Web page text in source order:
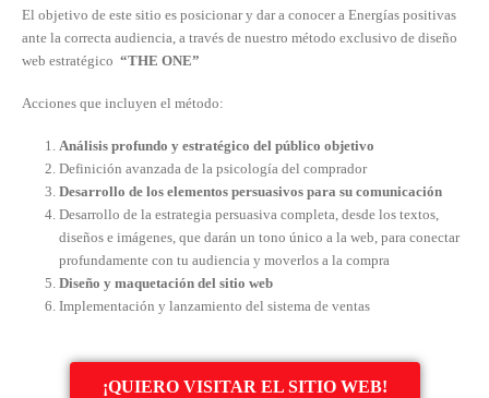
El objetivo de este sitio es posicionar y dar a conocer a Energías positivas
ante la correcta audiencia, a través de nuestro método exclusivo de diseño
web estratégico “THE ONE”
Acciones que incluyen el método:
Análisis profundo y estratégico del público objetivo
Definición avanzada de la psicología del comprador
Desarrollo de los elementos persuasivos para su comunicación
Desarrollo de la estrategia persuasiva completa, desde los textos,
diseños e imágenes, que darán un tono único a la web, para conectar
profundamente con tu audiencia y moverlos a la compra
Diseño y maquetación del sitio web
Implementación y lanzamiento del sistema de ventas
¡QUIERO VISITAR EL SITIO WEB!